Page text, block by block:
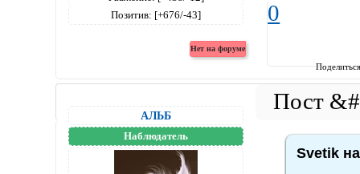
Позитив: [+676/-43] 0
АЛЬБ
Наблюдатель
Svetik